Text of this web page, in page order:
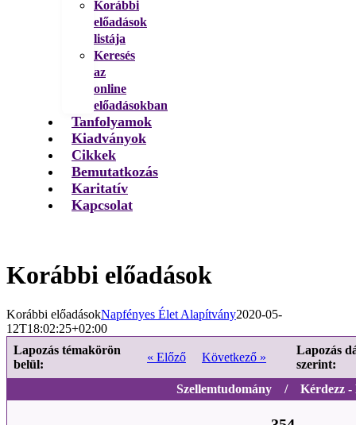
Korábbi
előadások
listája
Keresés
az
online
előadásokban
Tanfolyamok
Kiadványok
Cikkek
Bemutatkozás
Karitatív
Kapcsolat
Korábbi előadások
Korábbi előadásokNapfényes Élet Alapítvány2020-05-
12T18:02:25+02:00
Lapozás témakörön
belül:
« Előző Következő »
Lapozás
szerint:
Szellemtudomány / Kérdezz -